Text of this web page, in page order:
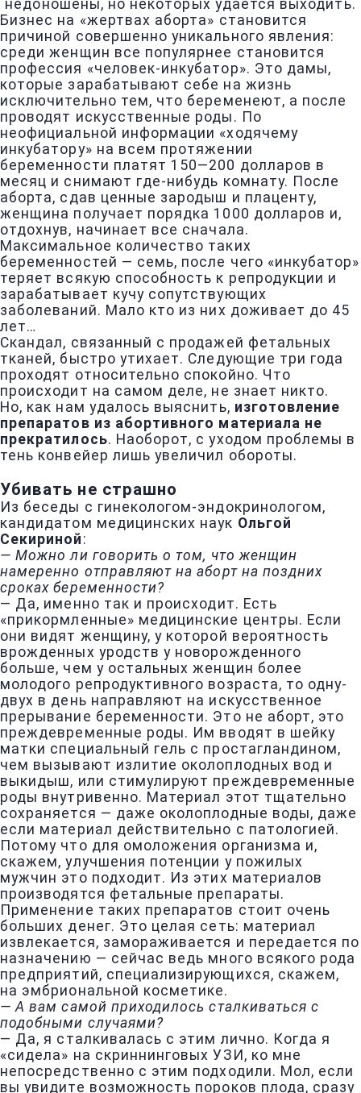
недоношены, но некоторых удается выходить.
Бизнес на «жертвах аборта» становится
причиной совершенно уникального явления:
среди женщин все популярнее становится
профессия «человек-инкубатор». Это дамы,
которые зарабатывают себе на жизнь
исключительно тем, что беременеют, а после
проводят искусственные роды. По
неофициальной информации «ходячему
инкубатору» на всем протяжении
беременности платят 150—200 долларов в
месяц и снимают где-нибудь комнату. После
аборта, сдав ценные зародыш и плаценту,
женщина получает порядка 1000 долларов и,
отдохнув, начинает все сначала.
Максимальное количество таких
беременностей — семь, после чего «инкубатор»
теряет всякую способность к репродукции и
зарабатывает кучу сопутствующих
заболеваний. Мало кто из них доживает до 45
лет…
Скандал, связанный с продажей фетальных
тканей, быстро утихает. Следующие три года
проходят относительно спокойно. Что
происходит на самом деле, не знает никто.
Но, как нам удалось выяснить, изготовление
препаратов из абортивного материала не
прекратилось. Наоборот, с уходом проблемы в
тень конвейер лишь увеличил обороты.
Убивать не страшно
Из беседы с гинекологом-эндокринологом,
кандидатом медицинских наук Ольгой
Секириной :
— Можно ли говорить о том, что женщин
намеренно отправляют на аборт на поздних
сроках беременности?
— Да, именно так и происходит. Есть
«прикормленные» медицинские центры. Если
они видят женщину, у которой вероятность
врожденных уродств у новорожденного
больше, чем у остальных женщин более
молодого репродуктивного возраста, то одну-
двух в день направляют на искусственное
прерывание беременности. Это не аборт, это
преждевременные роды. Им вводят в шейку
матки специальный гель с простагландином,
чем вызывают излитие околоплодных вод и
выкидыш, или стимулируют преждевременные
роды внутривенно. Материал этот тщательно
сохраняется — даже околоплодные воды, даже
если материал действительно с патологией.
Потому что для омоложения организма и,
скажем, улучшения потенции у пожилых
мужчин это подходит. Из этих материалов
производятся фетальные препараты.
Применение таких препаратов стоит очень
больших денег. Это целая сеть: материал
извлекается, замораживается и передается по
назначению — сейчас ведь много всякого рода
предприятий, специализирующихся, скажем,
на эмбриональной косметике.
— А вам самой приходилось сталкиваться с
подобными случаями?
— Да, я сталкивалась с этим лично. Когда я
«сидела» на скриннинговых УЗИ, ко мне
непосредственно с этим подходили. Мол, если
вы увидите возможность пороков плода, сразу